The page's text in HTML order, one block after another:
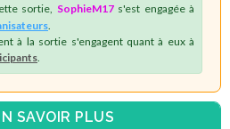
sortie, SophieM17s'est engagée à
à la sortie s'engagent quant à eux à
SAVOIR PLUS